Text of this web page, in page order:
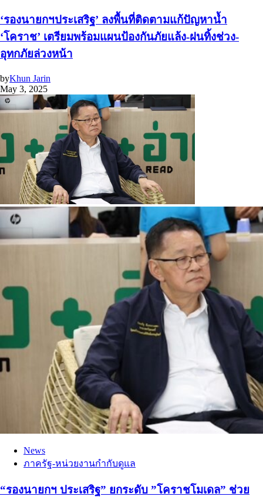
‘รองนายกฯประเสริฐ’ ลงพื้นที่ติดตามแก้ปัญหาน้ำ
‘โคราช’ เตรียมพร้อมแผนป้องกันภัยแล้ง-ฝนทิ้งช่วง-
อุทกภัยล่วงหน้า
byKhun Jarin
May 3, 2025
News
ภาครัฐ-หน่วยงานกำกับดูแล
“รองนายกฯ ประเสริฐ” ยกระดับ ”โคราชโมเดล” ช่วย